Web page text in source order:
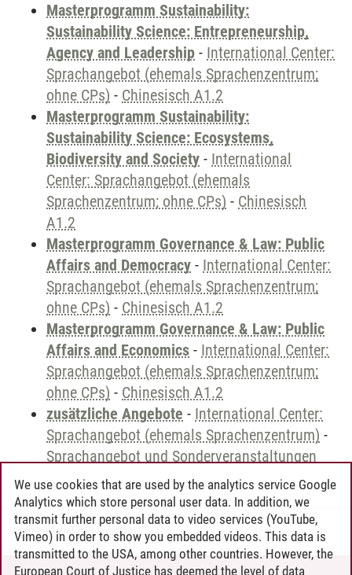
Masterprogramm Sustainability:
Sustainability Science: Entrepreneurship,
Agency and Leadership - International Center:
Sprachangebot (ehemals Sprachenzentrum;
ohne CPs) - Chinesisch A1.2
Masterprogramm Sustainability:
Sustainability Science: Ecosystems,
Biodiversity and Society - International
Center: Sprachangebot (ehemals
Sprachenzentrum; ohne CPs) - Chinesisch
A1.2
Masterprogramm Governance & Law: Public
Affairs and Democracy - International Center:
Sprachangebot (ehemals Sprachenzentrum;
ohne CPs) - Chinesisch A1.2
Masterprogramm Governance & Law: Public
Affairs and Economics - International Center:
Sprachangebot (ehemals Sprachenzentrum;
ohne CPs) - Chinesisch A1.2
zusätzliche Angebote - International Center:
Sprachangebot (ehemals Sprachenzentrum) -
Sprachangebot und Sonderveranstaltungen
Andreea Tribel 30.06.2024
We use cookies that are used by the analytics service Google
Analytics which store personal user data. In addition, we
transmit further personal data to video services (YouTube,
Vimeo) in order to show you embedded videos. This data is
transmitted to the USA, among other countries. However, the
European Court of Justice has deemed the level of data